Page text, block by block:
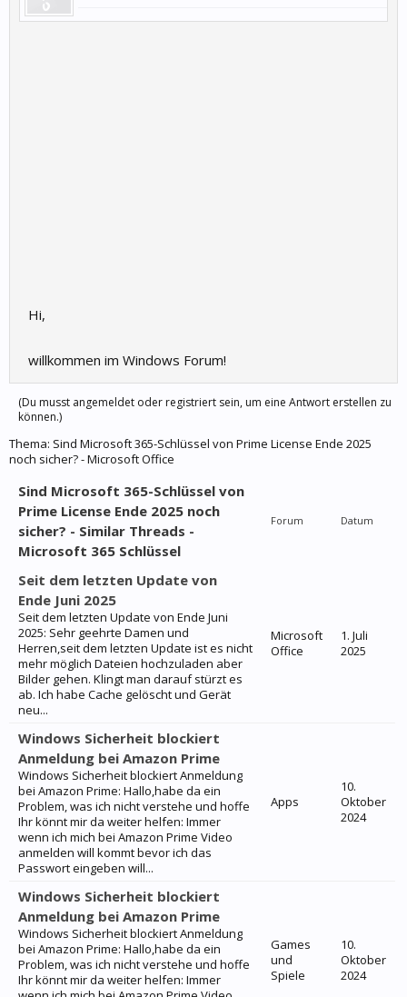
Hi,
willkommen im Windows Forum!
(Du musst angemeldet oder registriert sein, um eine Antwort erstellen zu
können.)
Thema: Sind Microsoft 365-Schlüssel von Prime License Ende 2025
noch sicher? - Microsoft Office
Sind Microsoft 365-Schlüssel von
Prime License Ende 2025 noch
sicher? - Similar Threads -
Microsoft 365 Schlüssel
Forum Datum
Seit dem letzten Update von
Ende Juni 2025
Seit dem letzten Update von Ende Juni
2025: Sehr geehrte Damen und
Herren,seit dem letzten Update ist es nicht
mehr möglich Dateien hochzuladen aber
Bilder gehen. Klingt man darauf stürzt es
ab. Ich habe Cache gelöscht und Gerät
neu...
Microsoft
Office
1. Juli
2025
Windows Sicherheit blockiert
Anmeldung bei Amazon Prime
Windows Sicherheit blockiert Anmeldung
bei Amazon Prime: Hallo,habe da ein
Problem, was ich nicht verstehe und hoffe
Ihr könnt mir da weiter helfen: Immer
wenn ich mich bei Amazon Prime Video
anmelden will kommt bevor ich das
Passwort eingeben will...
Apps
10.
Oktober
2024
Windows Sicherheit blockiert
Anmeldung bei Amazon Prime
Windows Sicherheit blockiert Anmeldung
bei Amazon Prime: Hallo,habe da ein
Problem, was ich nicht verstehe und hoffe
Ihr könnt mir da weiter helfen: Immer
Games
und
Spiele
10.
Oktober
2024